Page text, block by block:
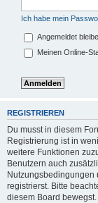
Ich habe mein
Angemeldet
Meinen Online-
REGISTRIEREN
Du musst in diesem
Registrierung ist in
weitere Funktionen
Benutzern auch
Nutzungsbedingungen
registrierst. Bitte
diesem Board bewegst.